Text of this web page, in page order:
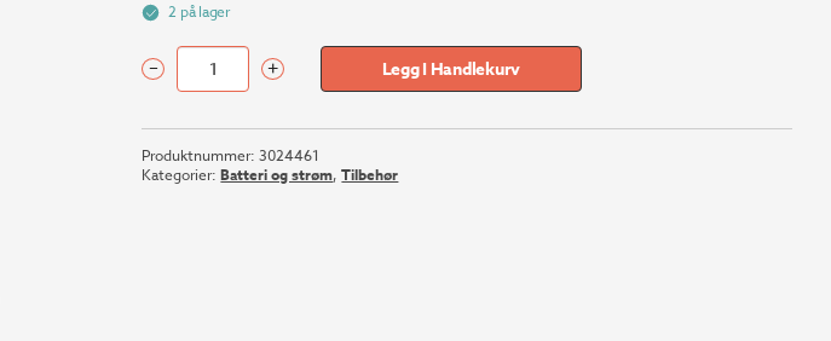
2 på lager
IDX
150
antall
– + Legg I Handlekurv
Produktnummer:3024461
Kategorier:Batteri og strøm,Tilbehør